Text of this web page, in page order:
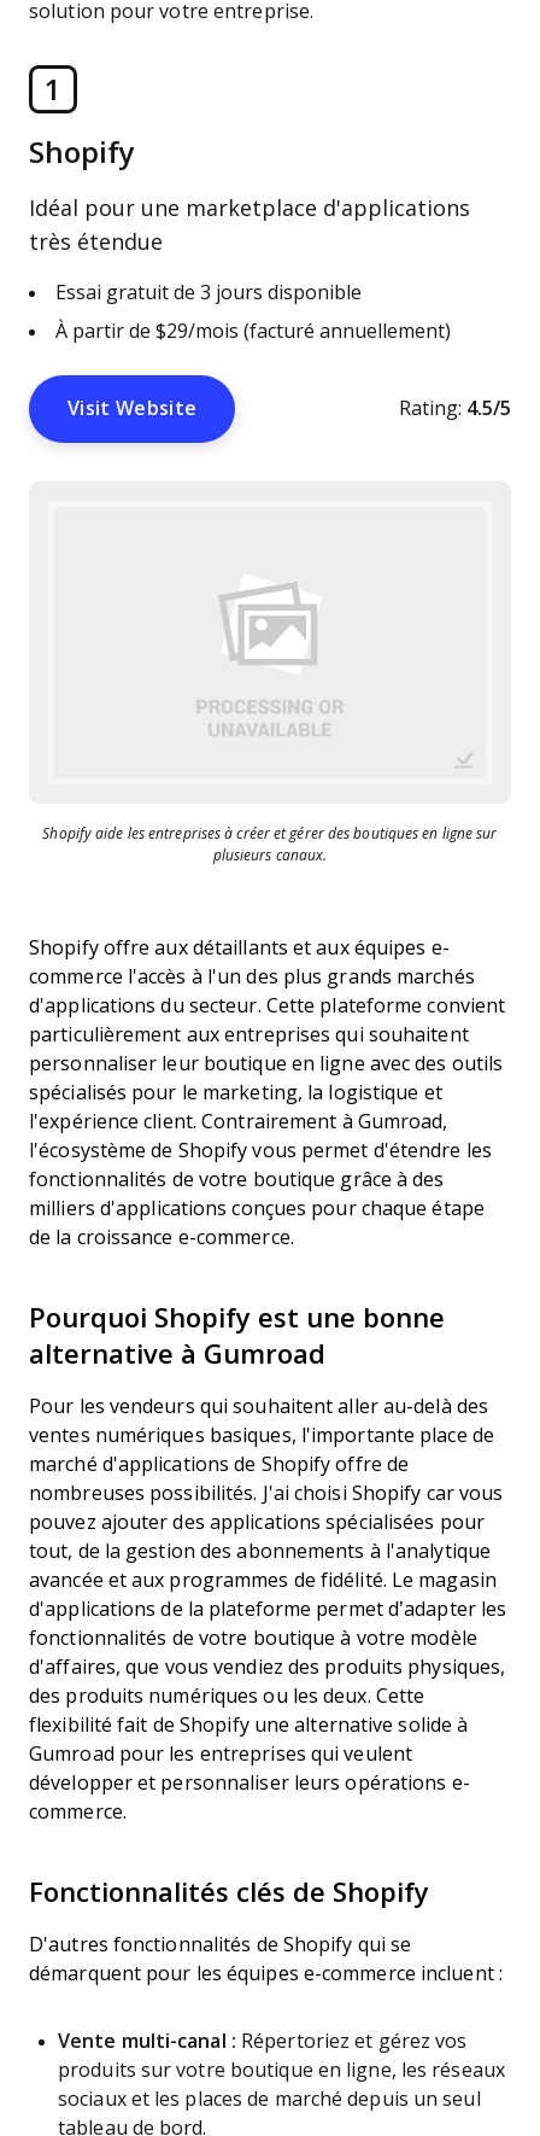
solution pour votre entreprise.
1
Shopify
Idéal pour une marketplace d'applications
très étendue
Essai gratuit de 3 jours disponible
À partir de $29/mois (facturé annuellement)
Visit Website Rating: 4.5/5
Shopify aide les entreprises à créer et gérer des boutiques en ligne sur
plusieurs canaux.
Shopify offre aux détaillants et aux équipes e-
commerce l'accès à l'un des plus grands marchés
d'applications du secteur. Cette plateforme convient
particulièrement aux entreprises qui souhaitent
personnaliser leur boutique en ligne avec des outils
spécialisés pour le marketing, la logistique et
l'expérience client. Contrairement à Gumroad,
l'écosystème de Shopify vous permet d'étendre les
fonctionnalités de votre boutique grâce à des
milliers d'applications conçues pour chaque étape
de la croissance e-commerce.
Pourquoi Shopify est une bonne
alternative à Gumroad
Pour les vendeurs qui souhaitent aller au-delà des
ventes numériques basiques, l'importante place de
marché d'applications de Shopify offre de
nombreuses possibilités. J'ai choisi Shopify car vous
pouvez ajouter des applications spécialisées pour
tout, de la gestion des abonnements à l'analytique
avancée et aux programmes de fidélité. Le magasin
d'applications de la plateforme permet d’adapter les
fonctionnalités de votre boutique à votre modèle
d'affaires, que vous vendiez des produits physiques,
des produits numériques ou les deux. Cette
flexibilité fait de Shopify une alternative solide à
Gumroad pour les entreprises qui veulent
développer et personnaliser leurs opérations e-
commerce.
Fonctionnalités clés de Shopify
D'autres fonctionnalités de Shopify qui se
démarquent pour les équipes e-commerce incluent :
Vente multi-canal : Répertoriez et gérez vos
produits sur votre boutique en ligne, les réseaux
sociaux et les places de marché depuis un seul
tableau de bord.